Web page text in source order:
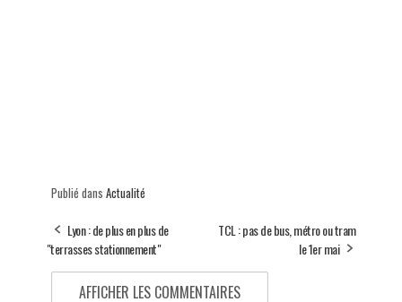
Publié dans Actualité
Lyon : de plus en plus de
"terrasses stationnement"
TCL : pas de bus, métro ou tram
le 1er mai
AFFICHER LES COMMENTAIRES